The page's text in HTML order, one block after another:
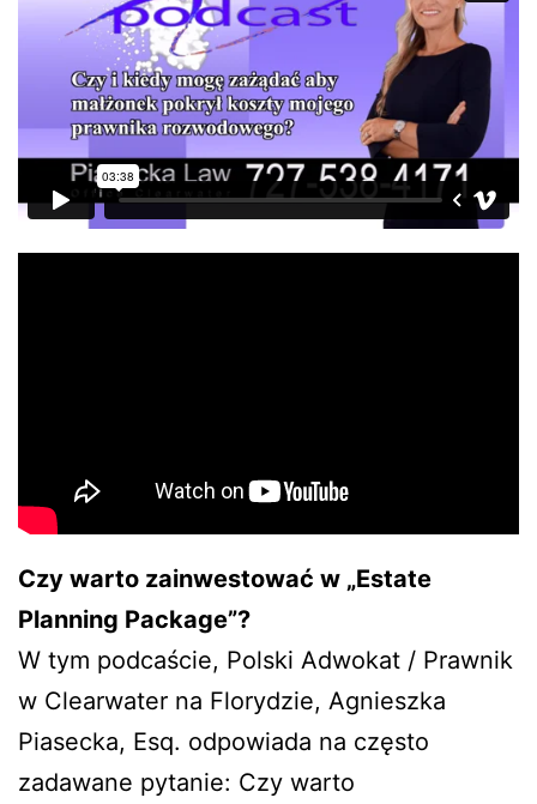
Czy warto zainwestować w „Estate
Planning Package”?
W tym podcaście, Polski Adwokat / Prawnik
w Clearwater na Florydzie, Agnieszka
Piasecka, Esq. odpowiada na często
zadawane pytanie: Czy warto